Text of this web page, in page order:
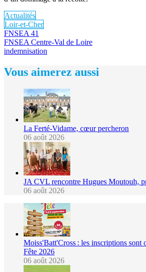
Actualités
Loir-et-Cher
FNSEA 41
FNSEA Centre-Val de Loire
indemnisation
Vous aimerez aussi
La Ferté-Vidame, cœur percheron
06 août 2026
JA CVL rencontre Hugues Moutouh,
06 août 2026
Moiss'Batt'Cross : les inscriptions sont
Fête 2026
06 août 2026